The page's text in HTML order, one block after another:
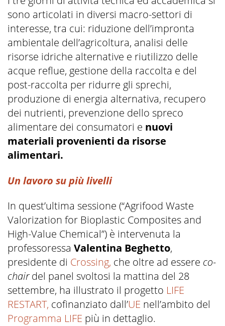
sono articolati in diversi macro-settori di
interesse, tra cui: riduzione dell’impronta
ambientale dell’agricoltura, analisi delle
risorse idriche alternative e riutilizzo delle
acque reflue, gestione della raccolta e del
post-raccolta per ridurre gli sprechi,
produzione di energia alternativa, recupero
dei nutrienti, prevenzione dello spreco
alimentare dei consumatori e nuovi
materiali provenienti da risorse
alimentari.
Un lavoro su più livelli
In quest’ultima sessione (“Agrifood Waste
Valorization for Bioplastic Composites and
High-Value Chemical”) è intervenuta la
professoressa Valentina Beghetto,
presidente di Crossing, che oltre ad essere co-
chairdel panel svoltosi la mattina del 28
settembre, ha illustrato il progetto LIFE
RESTART, cofinanziato dall’UE nell’ambito del
Programma LIFE più in dettaglio.